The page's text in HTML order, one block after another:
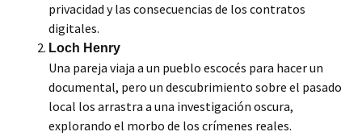
privacidad y las consecuencias de los contratos
digitales.
Loch Henry
Una pareja viaja a un pueblo escocés para hacer un
documental, pero un descubrimiento sobre el pasado
local los arrastra a una investigación oscura,
explorando el morbo de los crímenes reales.